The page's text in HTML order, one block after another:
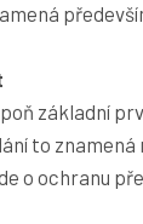
základní
to
o ochranu